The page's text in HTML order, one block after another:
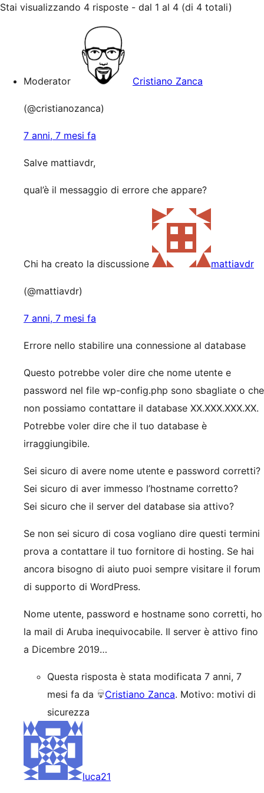
Stai visualizzando 4 risposte - dal 1 al 4 (di 4 totali)
Moderator Cristiano Zanca
(@cristianozanca)
7 anni, 7 mesi fa
Salve mattiavdr,
qual’è il messaggio di errore che appare?
Chi ha creato la discussione mattiavdr
(@mattiavdr)
7 anni, 7 mesi fa
Errore nello stabilire una connessione al database
Questo potrebbe voler dire che nome utente e
password nel file wp-config.php sono sbagliate o che
non possiamo contattare il database XX.XXX.XXX.XX.
Potrebbe voler dire che il tuo database è
irraggiungibile.
Sei sicuro di avere nome utente e password corretti?
Sei sicuro di aver immesso l’hostname corretto?
Sei sicuro che il server del database sia attivo?
Se non sei sicuro di cosa vogliano dire questi termini
prova a contattare il tuo fornitore di hosting. Se hai
ancora bisogno di aiuto puoi sempre visitare il forum
di supporto di WordPress.
Nome utente, password e hostname sono corretti, ho
la mail di Aruba inequivocabile. Il server è attivo fino
a Dicembre 2019…
Questa risposta è stata modificata 7 anni, 7
mesi fa da
Cristiano Zanca. Motivo: motivi di
sicurezza
luca21